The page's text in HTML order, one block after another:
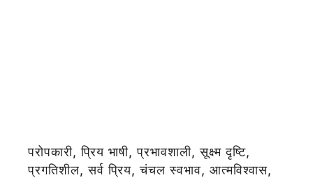
परोपकारी, प्रिय भाषी, प्रभावशाली, सूक्ष्म दृष्टि,
प्रगतिशील, सर्व प्रिय, चंचल स्वभाव, आत्मविश्वास,